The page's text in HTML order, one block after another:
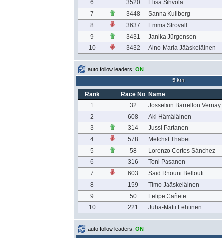
6
3520
Elisa Sihvola
7
3448
Sanna Kullberg
8
3637
Emma Strovall
9
3431
Janika Jürgenson
10
3432 Aino-Maria Jääskeläinen
auto follow leaders: ON
5 km
Rank Race No Name
1
32
Josselain Barrellon Vernay
2
608
Aki Hämäläinen
3
314
Jussi Partanen
4
578
Metchat Thabet
5
58
Lorenzo Cortes Sánchez
6
316
Toni Pasanen
7
603
Said Rhouni Bellouti
8
159
Timo Jääskeläinen
9
50
Felipe Cañete
10
221 Juha-Matti Lehtinen
auto follow leaders: ON